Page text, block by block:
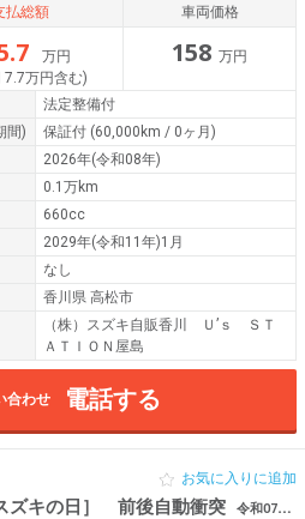
払総額
万円
7.7万円含む)
車両価格
158 万円
法定整備付
間) 保証付 (60,000km / 0ヶ月)
2026年(令和08年)
0.1万km
660cc
2029年(令和11年)1月
なし
香川県 高松市
（株）スズキ自販香川 Ｕ’ｓ ＳＴ
ＡＴＩＯＮ屋島
合わせ 電話する
キの日］ 前後自動衝突 令和07年（2025年） 0.3万km 香川県高松市
お気に入りに追加